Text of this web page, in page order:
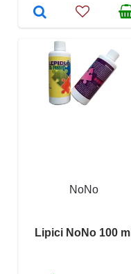
NoNo
Lipici NoNo 100 ml